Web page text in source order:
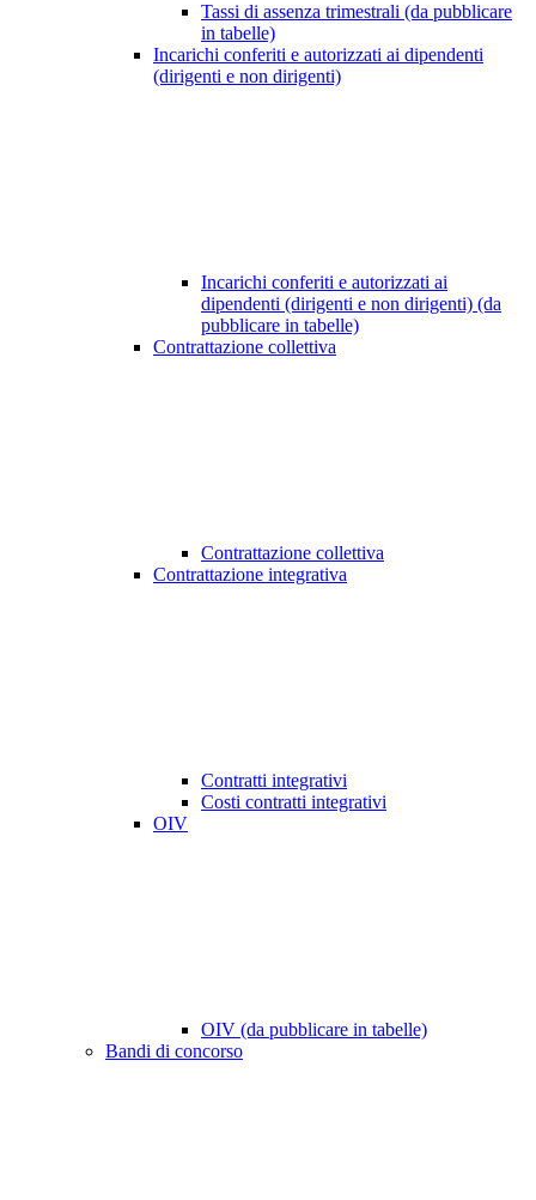
Tassi di assenza trimestrali (da pubblicare
in tabelle)
Incarichi conferiti e autorizzati ai dipendenti
(dirigenti e non dirigenti)
Incarichi conferiti e autorizzati ai
dipendenti (dirigenti e non dirigenti) (da
pubblicare in tabelle)
Contrattazione collettiva
Contrattazione collettiva
Contrattazione integrativa
Contratti integrativi
Costi contratti integrativi
OIV
OIV (da pubblicare in tabelle)
Bandi di concorso